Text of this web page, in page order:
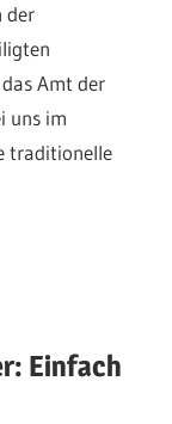
der
Amt der
uns im
traditionelle
Einfach